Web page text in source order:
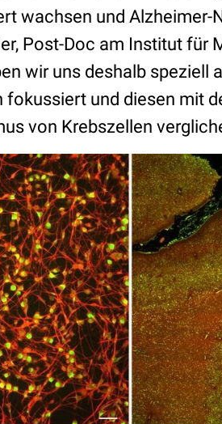
wachsen und Alzheimer-
Post-Doc am Institut für
wir uns deshalb speziell
fokussiert und diesen mit
von Krebszellen